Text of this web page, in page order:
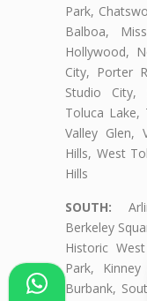
Park,
Balboa,
Hollywood,
City, Porter
Studio City,
Toluca Lake,
Valley Glen,
Hills, West
Hills
SOUTH:
Berkeley
Historic
Park,
Burbank,